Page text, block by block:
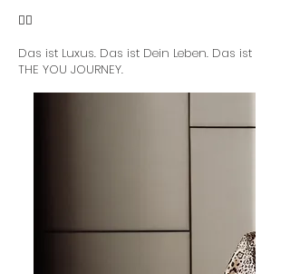
❤️‍🔥
Das ist Luxus. Das ist Dein Leben. Das ist
THE YOU JOURNEY.